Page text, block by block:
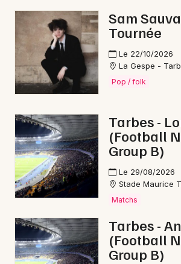
Pop / folk en Occitanie
Newsletter des sorties
Artistes en tournée
Actus à Lannemezan
Magazine à Lannemezan
Sam
Tournée
Le 22/10/2026
La Gespe -
Pop / folk
Tarbes -
(Football
Group B)
Le 29/08/2026
Stade Maurice
Matchs
Tarbes -
(Football
Group B)